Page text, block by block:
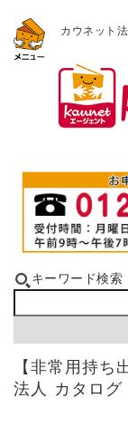
カウネット
キーワード検索
【非常用持
法人 カタロ